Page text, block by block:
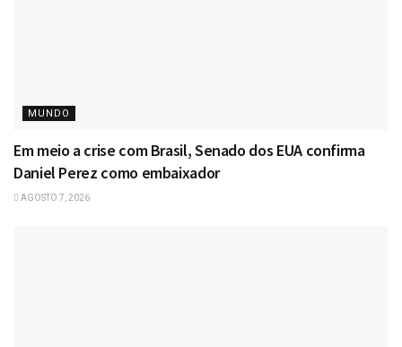
MUNDO
Em meio a crise com Brasil, Senado dos EUA confirma
Daniel Perez como embaixador
AGOSTO 7, 2026